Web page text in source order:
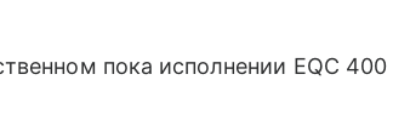
пока исполнении EQC 400